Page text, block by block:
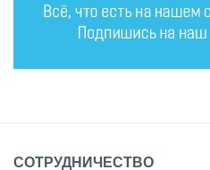
СОТРУДНИЧЕСТВО